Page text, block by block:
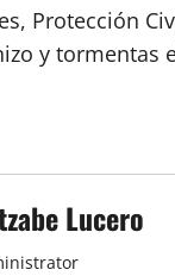
Protección
y tormentas
Lucero